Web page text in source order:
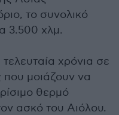
το συνολικό
3.500 χλμ.
χρόνια σε
που μοιάζουν να
θερμό
ασκό του Αιόλου.